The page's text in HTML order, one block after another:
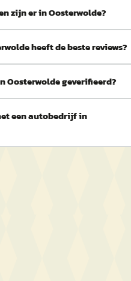
zijn er in Oosterwolde?
heeft de beste reviews?
Oosterwolde geverifieerd?
een autobedrijf in